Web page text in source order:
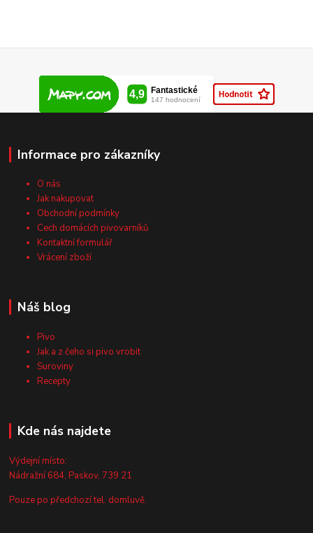
Informace pro zákazníky
O nás
Jak nakupovat
Obchodní podmínky
Cech domácích pivovarníků
Kontaktní formulář
Vrácení zboží
Náš blog
Pivo
Jak a z čeho si pivo vrobit
Suroviny
Recepty
Kde nás najdete
Výdejní místo:
Nádražní 684, Paskov, 739 21
Pouze po předchozí tel. domluvě.